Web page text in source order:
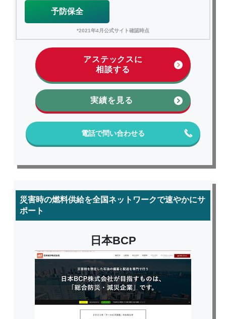
予防保全
*2021年4月公式サイト確認時点
アステックスに
相談する
実績を見る
電話で問い合わせる
災害時の燃料供給を全国ネットワークで速やかにサ
ポート
日本BCP